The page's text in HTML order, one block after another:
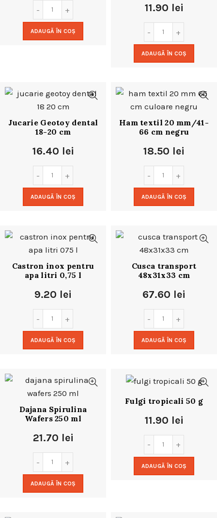
ADAUGĂ ÎN COȘ
11.90 lei
ADAUGĂ ÎN COȘ
Jucarie Geotoy dental
18-20 cm
16.40 lei
ADAUGĂ ÎN COȘ
Ham textil 20 mm/41-
66 cm negru
18.50 lei
ADAUGĂ ÎN COȘ
Castron inox pentru
apa litri 0,75 l
9.20 lei
ADAUGĂ ÎN COȘ
Cusca transport
48x31x33 cm
67.60 lei
ADAUGĂ ÎN COȘ
Dajana Spirulina
Wafers 250 ml
21.70 lei
ADAUGĂ ÎN COȘ
Fulgi tropicali 50 g
11.90 lei
ADAUGĂ ÎN COȘ